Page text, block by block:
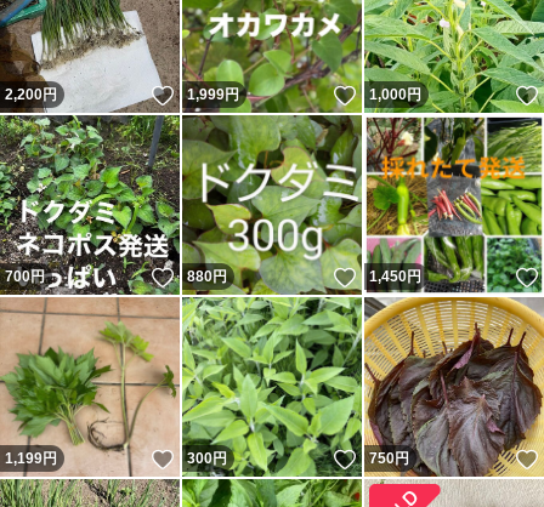
2,200円 いいね！
1,999円 いいね！
1,000円
700円 いいね！
880円 いいね！
1,450円
1,199円 いいね！
300円 いいね！
750円